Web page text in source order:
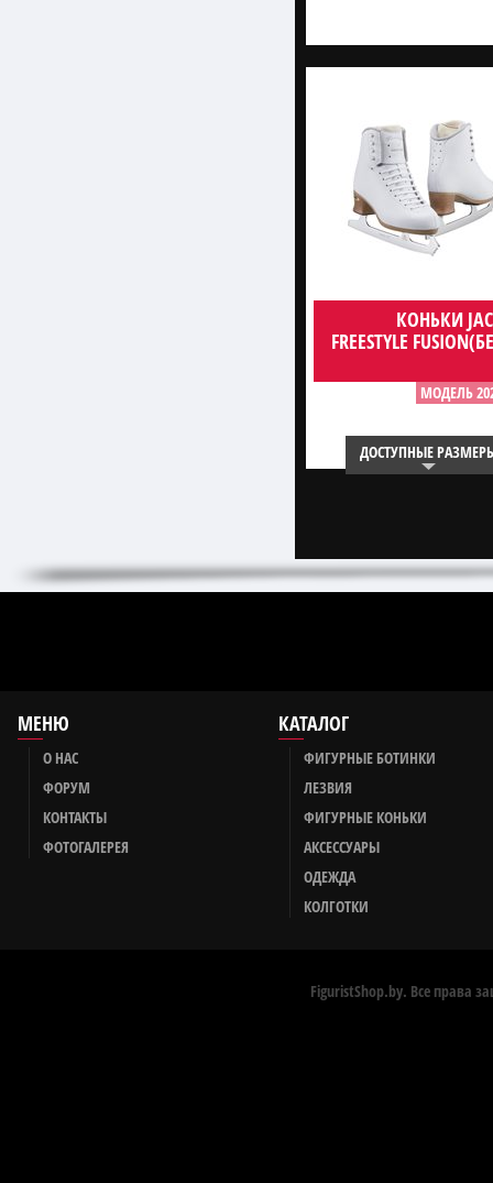
КОНЬКИ
FREESTYLE
МОДЕЛЬ
ДОСТУПНЫЕ
МЕНЮ
О НАС
ФОРУМ
КОНТАКТЫ
ФОТОГАЛЕРЕЯ
КАТАЛОГ
ФИГУРНЫЕ БОТИНКИ
ЛЕЗВИЯ
ФИГУРНЫЕ КОНЬКИ
АКСЕССУАРЫ
ОДЕЖДА
КОЛГОТКИ
FiguristShop.by. Все права